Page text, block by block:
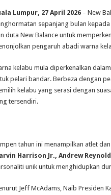
Lumpur, 27 April 2026 – New
sepanjang bulan
duta New Balance untuk
pengaruh abadi warna
kelabu mula diperkenalkan
pelari bandar. Berbeza dengan
kelabu yang serasi dengan
tersendiri.
tahun ini menampilkan atlet
Harrison Jr., Andrew
unik untuk menghidupkan
Jeff McAdams, Naib Presiden